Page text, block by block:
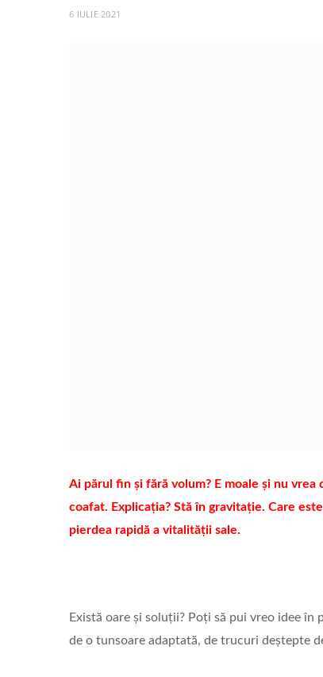
6 IULIE 2021
Ai părul fin și fără volum? E moale și nu vrea
coafat. Explicația? Stă în gravitație. Care
pierdea rapidă a vitalității sale.
Există oare și soluții? Poți să pui vreo idee în
de o tunsoare adaptată, de trucuri deștepte